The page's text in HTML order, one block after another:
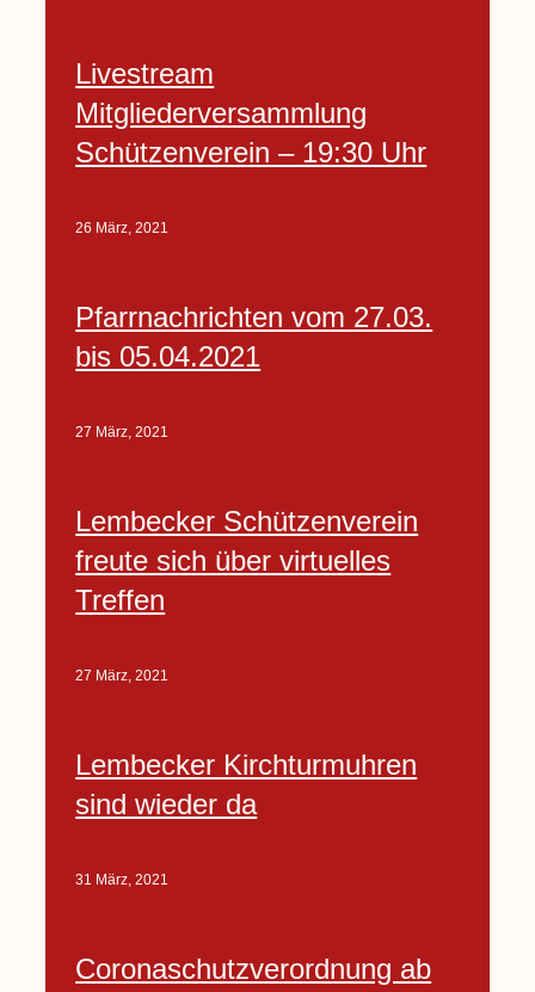
Livestream
Mitgliederversammlung
Schützenverein – 19:30 Uhr
26 März, 2021
Pfarrnachrichten vom 27.03.
bis 05.04.2021
27 März, 2021
Lembecker Schützenverein
freute sich über virtuelles
Treffen
27 März, 2021
Lembecker Kirchturmuhren
sind wieder da
31 März, 2021
Coronaschutzverordnung ab